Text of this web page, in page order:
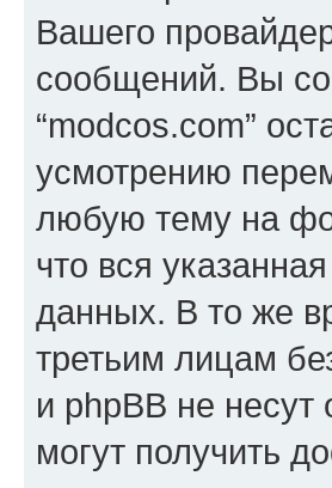
Вашего
сообщений. Вы
“modcos.com”
усмотрению
любую тему на
что вся
данных. В то же
третьим лицам
и phpBB не несут
могут получить